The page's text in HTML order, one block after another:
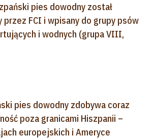
pies dowodny został
przez FCI i wpisany do grupy psów
i wodnych (grupa VIII,
pies dowodny zdobywa coraz
poza granicami Hiszpanii –
europejskich i Ameryce